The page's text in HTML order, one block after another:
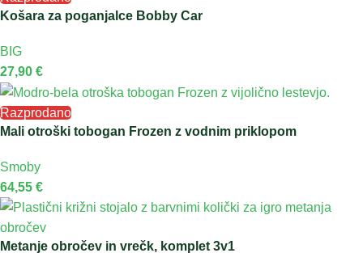
Košara za poganjalce Bobby Car
BIG
27,90 €
Razprodano
Mali otroški tobogan Frozen z vodnim priklopom
Smoby
64,55 €
Metanje obročev in vrečk, komplet 3v1